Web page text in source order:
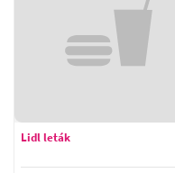
Lidl leták